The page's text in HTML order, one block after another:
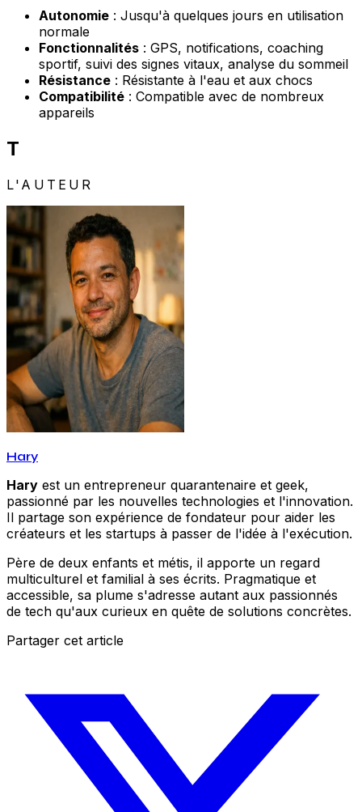
Autonomie : Jusqu'à quelques jours en utilisation
normale
Fonctionnalités : GPS, notifications, coaching
sportif, suivi des signes vitaux, analyse du sommeil
Résistance : Résistante à l'eau et aux chocs
Compatibilité : Compatible avec de nombreux
appareils
T
L'AUTEUR
Hary
Hary est un entrepreneur quarantenaire et geek,
passionné par les nouvelles technologies et l'innovation.
Il partage son expérience de fondateur pour aider les
créateurs et les startups à passer de l'idée à l'exécution.
Père de deux enfants et métis, il apporte un regard
multiculturel et familial à ses écrits. Pragmatique et
accessible, sa plume s'adresse autant aux passionnés
de tech qu'aux curieux en quête de solutions concrètes.
Partager cet article